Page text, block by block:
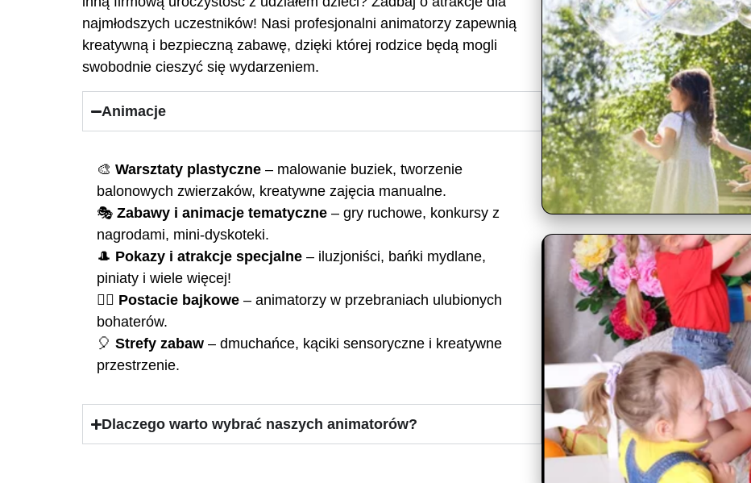
najmłodszych uczestników! Nasi profesjonalni animatorzy zapewnią
kreatywną i bezpieczną zabawę, dzięki której rodzice będą mogli
swobodnie cieszyć się wydarzeniem.
Animacje
🎨 Warsztaty plastyczne – malowanie buziek, tworzenie
balonowych zwierzaków, kreatywne zajęcia manualne.
🎭 Zabawy i animacje tematyczne – gry ruchowe, konkursy z
nagrodami, mini-dyskoteki.
🎩 Pokazy i atrakcje specjalne – iluzjoniści, bańki mydlane,
piniaty i wiele więcej!
🦸‍♂️ Postacie bajkowe – animatorzy w przebraniach ulubionych
bohaterów.
🎈 Strefy zabaw – dmuchańce, kąciki sensoryczne i kreatywne
przestrzenie.
Dlaczego warto wybrać naszych animatorów?